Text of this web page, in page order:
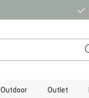
Outdoor Outlet